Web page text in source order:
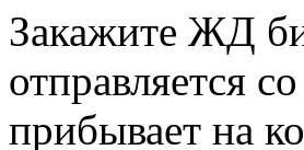
Закажите ЖД
отправляется
прибывает на